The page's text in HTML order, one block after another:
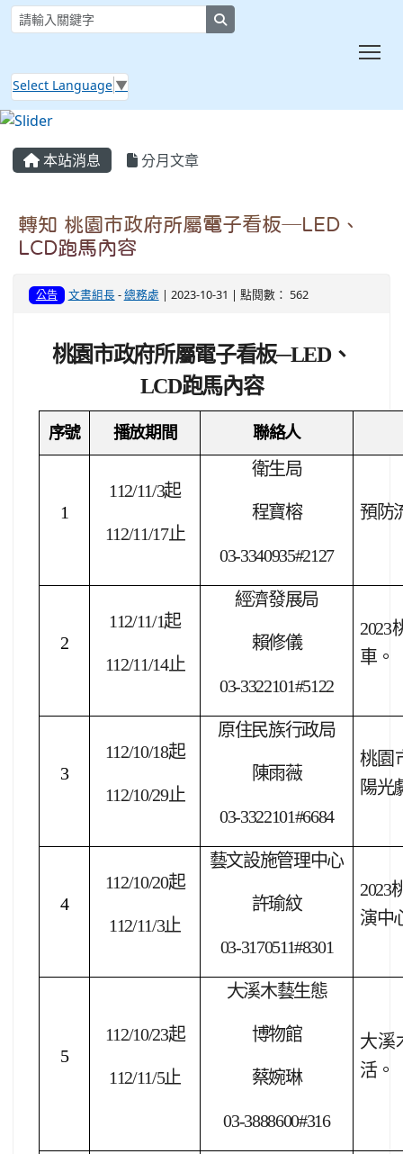
Select Language ▼
本站消息 分月文章
轉知 桃園市政府所屬電子看板─LED、
LCD跑馬內容
公告 文書組長-總務處 | 2023-10-31 | 點閱數： 562
桃園市政府所屬電子看板─LED、
LCD跑馬內容
序號 播放期間 聯絡人
1
112/11/3起
112/11/17止
衛生局
程寶榕
03-3340935#2127
預防
2
112/11/1起
112/11/14止
經濟發展局
賴修儀
03-3322101#5122
2023
車。
3
112/10/18起
112/10/29止
原住民族行政局
陳雨薇
03-3322101#6684
桃園
陽光
4
112/10/20起
112/11/3止
藝文設施管理中心
許瑜紋
03-3170511#8301
2023
演中
5
112/10/23起
112/11/5止
大溪木藝生態
博物館
蔡婉琳
03-3888600#316
大溪
活。